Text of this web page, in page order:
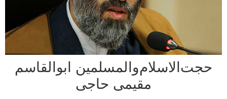
ابوالقاسم
مقیمی حاجی